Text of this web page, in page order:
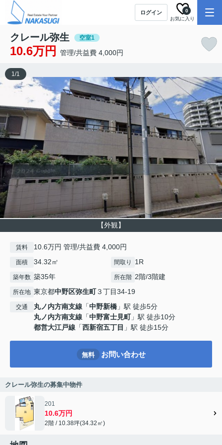
ログイン
お気に入り
0
クレール弥生 空室1
10.6万円 管理/共益費 4,000円
【外観】
1/1
賃料 10.6万円 管理/共益費 4,000円
面積 34.32㎡ 間取り 1R
築年数 築35年 所在階 2階/3階建
所在地 東京都中野区弥生町３丁目34-19
交通 丸ノ内方南支線 「中野新橋 」駅 徒歩5分
丸ノ内方南支線 「中野富士見町」駅 徒歩10分
都営大江戸線 「西新宿五丁目 」駅 徒歩15分
無料 お問い合わせ
クレール弥生の募集中物件
201
10.6万円
2階 / 10.38坪(34.32㎡)